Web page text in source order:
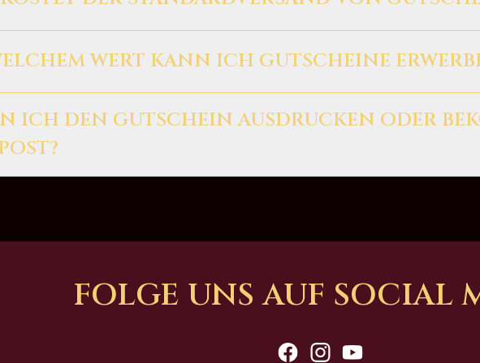
WERT KANN ICH GUTSCHEINE
ICH DEN GUTSCHEIN AUSDRUCKEN ODER
FOLGE UNS AUF SOCIAL
facebookInstagramYouTube